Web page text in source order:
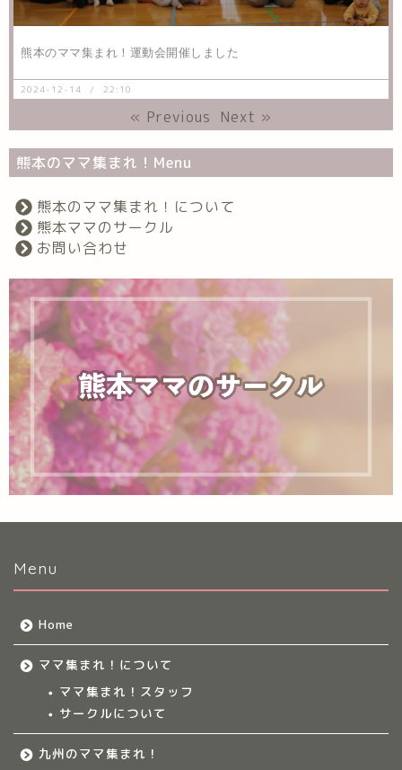
熊本のママ集まれ！運動会開催しました
2024-12-14 22:10
« Previous Next »
熊本のママ集まれ！Menu
熊本のママ集まれ！について
熊本ママのサークル
お問い合わせ
Menu
Home
ママ集まれ！について
ママ集まれ！スタッフ
サークルについて
九州のママ集まれ！